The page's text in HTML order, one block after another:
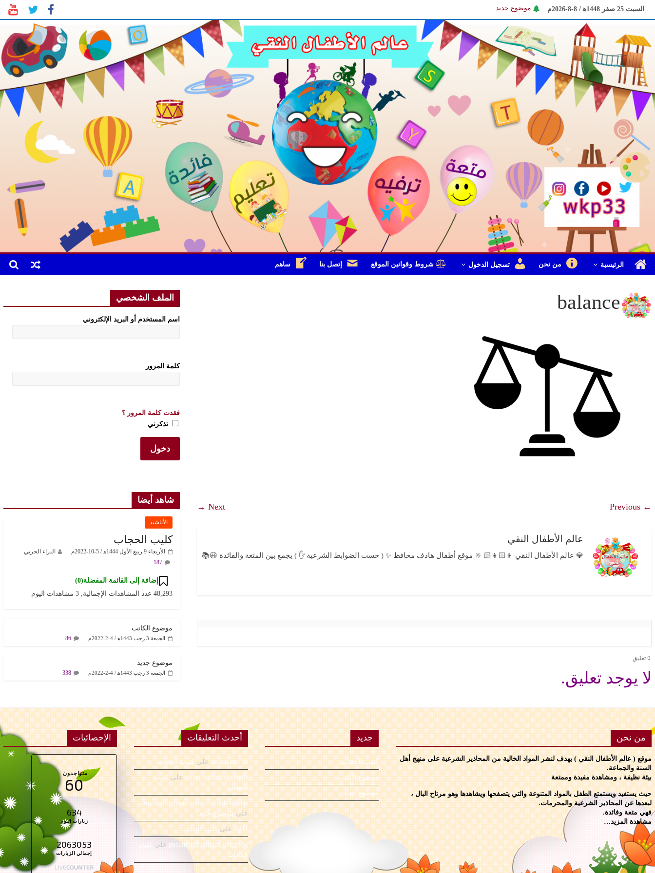
Skip
to
السبت 25 صفر 1448ﻫ / 8-8-2026م
موضوع جديد
كليب الحجاب
موضوع الكاتب
الرئيسية من نحن تسجيل الدخول شروط وقوانين الموقع إتصل بنا ساهم
balance
← Previous
Next →
عالم الأطفال النقي
💎 عالم الأطفال النقي 👦🏻👧🏻 🔆 موقع أطفال هادف محافظ ✨ ( حسب الضوابط الشرعية ✋ ) يجمع بين المتعة والفائدة 😃📚
0 تعليق
لا يوجد تعليق.
الملف الشخصي
اسم المستخدم أو البريد الإلكتروني
كلمة المرور
فقدت كلمة المرور ؟
تذكرني
شاهد أيضا
الأناشيد
كليب الحجاب
الأربعاء 9 ربيع الأول 1444ﻫ / 5-10-2022م
البراء الحربي
187
إضافة إلى القائمة المفضلة(0
)
48,293 عدد المشاهدات الإجمالية, 3 مشاهدات اليوم
موضوع الكاتب
الجمعة 3 رجب 1443ﻫ / 4-2-2022م 86
موضوع جديد
الجمعة 3 رجب 1443ﻫ / 4-2-2022م 338
من نحن
موقع ( عالم الأطفال النقي ) يهدف لنشر المواد الخالية من المحاذير الشرعية على منهج أهل
السنة والجماعة.
بيئة نظيفة ، ومشاهدة مفيدة وممتعة
حيث يستفيد ويستمتع الطفل بالمواد المتنوعة والتي يتصفحها ويشاهدها وهو مرتاح البال ،
لبعدها عن المحاذير الشرعية والمحرمات.
فهي متعة وفائدة.
مشاهدة المزيد…
جديد
كليب الحجاب
موضوع الكاتب
موضوع جديد
أحدث التعليقات
desk game ph علىكليب الحجاب
sinusitis clinical details علىكليب
الحجاب
amoxicillin gastrointestinal side effects
علىموضوع جديد
jljl11علىكليب الحجاب
pneumonia clinical overview على
الحجاب
الإحصائيات
متواجدون
60
634
زيارات اليوم
2063053
إجمالي الزيارات